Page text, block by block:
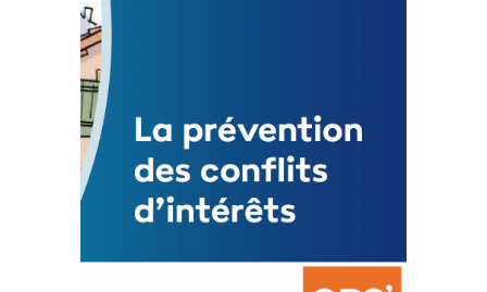
Mise à jour avril 2024
FEUILLETER